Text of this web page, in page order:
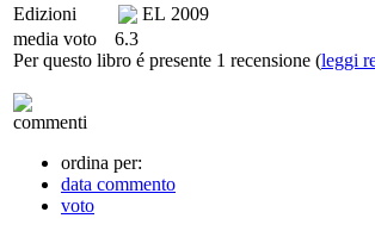
Edizioni
EL 2009
media voto
6.3
Per questo libro é presente 1 recensione (leggi
commenti
ordina per:
data commento
voto